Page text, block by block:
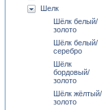
Шелк
Шёлк белый/
золото
Шёлк белый/
серебро
Шёлк
бордовый/
золото
Шёлк жёлтый/
золото